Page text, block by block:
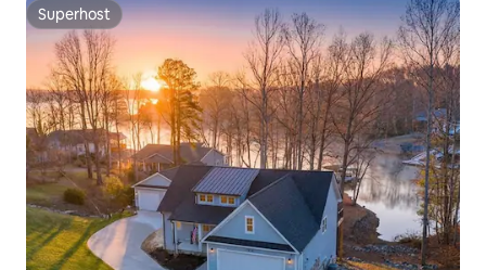
Superhost
Superhost